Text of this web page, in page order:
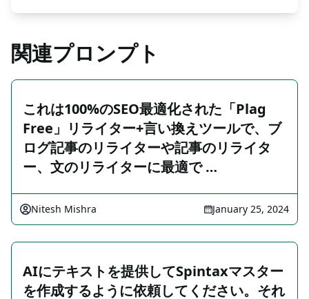
関連プロンプト
これは100%のSEO最適化された「Plag
Free」リライター+言い換えツールで、ブ
ログ記事のリライターや記事のリライタ
ー、文のリライターに最適で …
Nitesh Mishra January 25, 2024
AIにテキストを提供してSpintaxマスター
を作成するように依頼してください。それ